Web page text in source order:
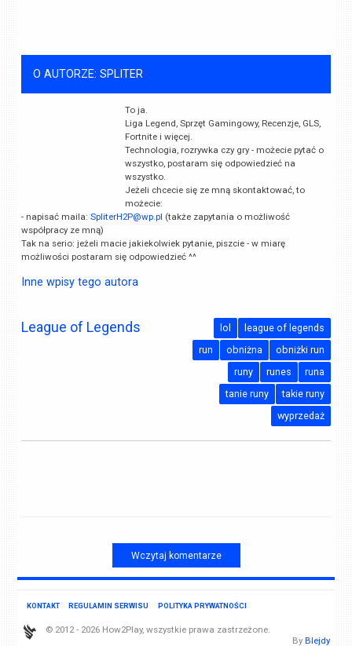
O AUTORZE: SPLITER
To ja.
Liga Legend, Sprzęt Gamingowy, Recenzje, GLS,
Fortnite i więcej.
Technologia, rozrywka czy gry - możecie pytać o
wszystko, postaram się odpowiedzieć na
wszystko.
Jeżeli chcecie się ze mną skontaktować, to
możecie:
- napisać maila:SpliterH2P@wp.pl (także zapytania o możliwość
współpracy ze mną)
Tak na serio: jeżeli macie jakiekolwiek pytanie, piszcie - w miarę
możliwości postaram się odpowiedzieć ^^
Inne wpisy tego autora
League of Legends league of legends
lol
obniżki run
obniżna
run
runa
runes
runy
takie runy
tanie runy
wyprzedaż
Wczytaj komentarze
KONTAKT REGULAMIN SERWISU POLITYKA PRYWATNOŚCI
© 2012 - 2026 How2Play, wszystkie prawa zastrzeżone.
By Blejdy